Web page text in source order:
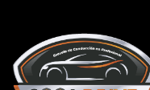
content